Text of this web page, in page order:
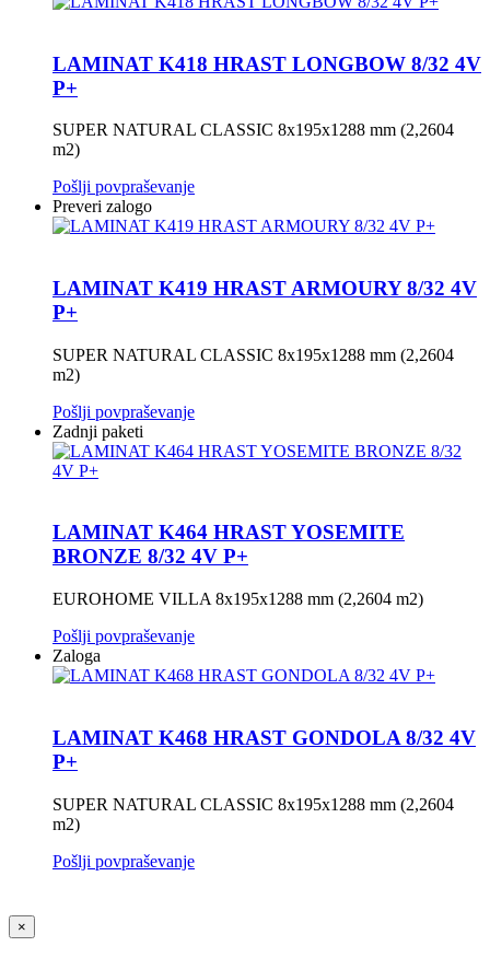
LAMINAT K418 HRAST LONGBOW 8/32 4V
P+
SUPER NATURAL CLASSIC 8x195x1288 mm (2,2604
m2)
Pošlji povpraševanje
Preveri zalogo
LAMINAT K419 HRAST ARMOURY 8/32 4V
P+
SUPER NATURAL CLASSIC 8x195x1288 mm (2,2604
m2)
Pošlji povpraševanje
Zadnji paketi
LAMINAT K464 HRAST YOSEMITE
BRONZE 8/32 4V P+
EUROHOME VILLA 8x195x1288 mm (2,2604 m2)
Pošlji povpraševanje
Zaloga
LAMINAT K468 HRAST GONDOLA 8/32 4V
P+
SUPER NATURAL CLASSIC 8x195x1288 mm (2,2604
m2)
Pošlji povpraševanje
×